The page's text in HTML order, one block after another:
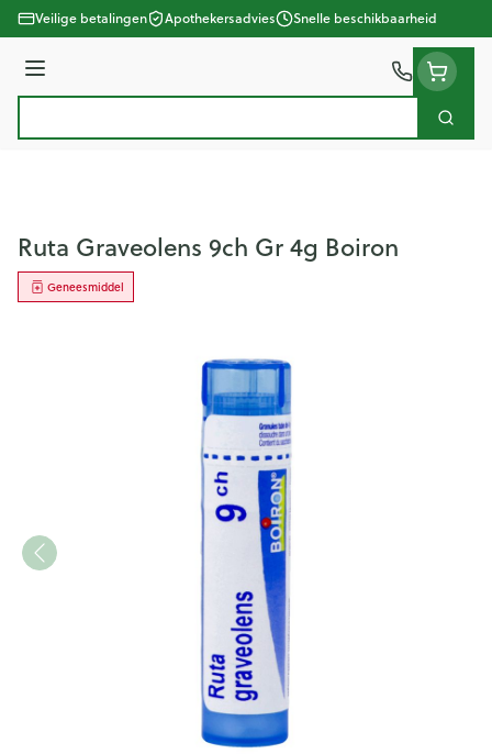
Ga naar de inhoud
Veilige betalingen Apothekersadvies Snelle beschikbaarheid
Menu
Zoek
Ruta Graveolens 9ch Gr 4g Boiron
Geneesmiddel